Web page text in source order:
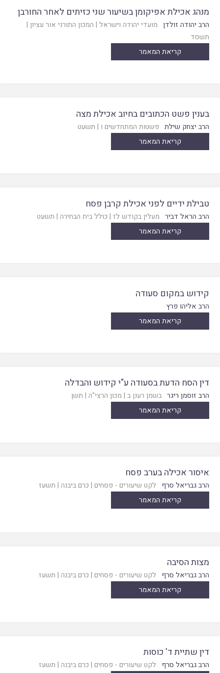
מנהג אכילת אפיקומן בשיעור שני כזיתים לאחר החורבן
הרב יהודה זולדן מועדי יהודה וישראל | המכון התורני אור עציון |
תשסד
קריאת המאמר
בענין פשט הכתובים בחיוב אכילת מצה
הרב יצחק שילת פשטות המתחדשים ו | תשעט
קריאת המאמר
טבילת ידיים לפני אכילת קרבן פסח
הרב הראל דביר מעלין בקודש לז | כולל בית הבחירה | תשעט
קריאת המאמר
קידוש במקום סעודה
הרב אליהו פרץ
קריאת המאמר
דין הסח הדעת בסעודה ע"י קידוש והבדלה
הרב זוסמן ריגר בשמן רענן ב | מכון הרצי"ה | תשן
קריאת המאמר
איסור אכילה בערב פסח
הרב גבריאל סרף לקט שיעורים - פסחים | כרם ביבנה | תשעז
קריאת המאמר
מצות הסיבה
הרב גבריאל סרף לקט שיעורים - פסחים | כרם ביבנה | תשעז
קריאת המאמר
דין שתיית ד' כוסות
הרב גבריאל סרף לקט שיעורים - פסחים | כרם ביבנה | תשעז